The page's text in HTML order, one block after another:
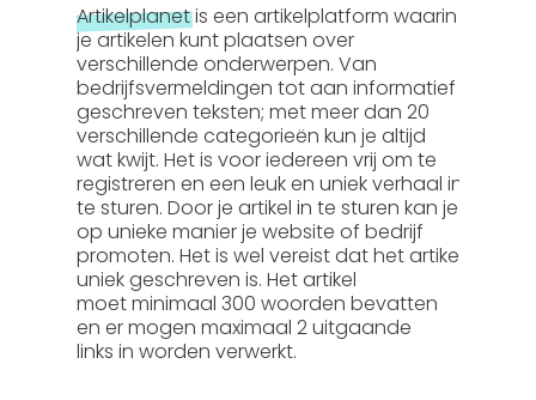
Artikelplanetis een artikelplatform waarin
je artikelen kunt plaatsen over
verschillende onderwerpen. Van
bedrijfsvermeldingen tot aan informatief
geschreven teksten; met meer dan 20
verschillende categorieën kun je altijd
wat kwijt. Het is voor iedereen vrij om te
registreren en een leuk en uniek verhaal in
te sturen. Door je artikel in te sturen kan je
op unieke manier je website of bedrijf
promoten. Het is wel vereist dat het artikel
uniek geschreven is. Het artikel
moetminimaal 300 woorden bevatten
en er mogenmaximaal 2 uitgaande
links in worden verwerkt.